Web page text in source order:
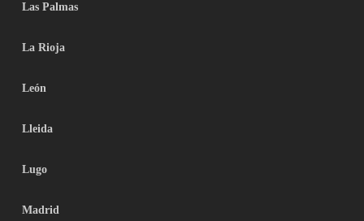
Las Palmas
La Rioja
León
Lleida
Lugo
Madrid